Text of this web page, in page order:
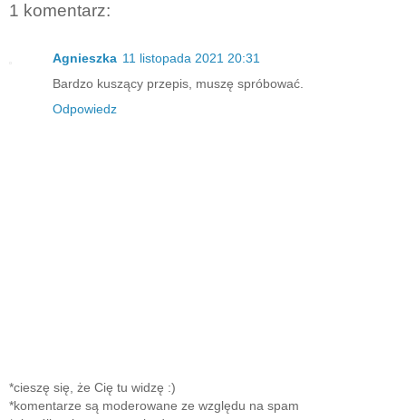
1 komentarz:
Agnieszka 11 listopada 2021 20:31
Bardzo kuszący przepis, muszę spróbować.
Odpowiedz
*cieszę się, że Cię tu widzę :)
*komentarze są moderowane ze względu na spam